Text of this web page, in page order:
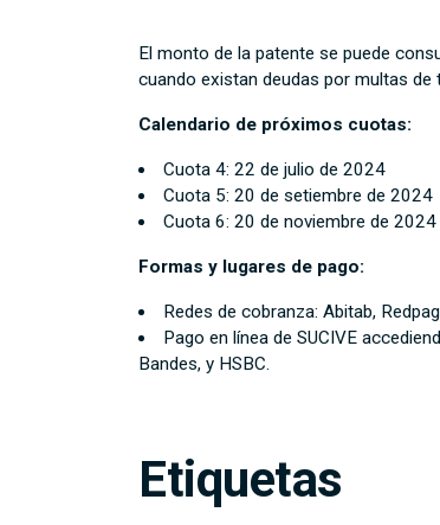
El monto de la patente se puede
cuando existan deudas por multas de
Calendario de próximos cuotas:
Cuota 4: 22 de julio de 2024
Cuota 5: 20 de setiembre de 2024
Cuota 6: 20 de noviembre de 2024
Formas y lugares de pago:
Redes de cobranza: Abitab,
Pago en línea de SUCIVE
Bandes, y HSBC.
Etiquetas